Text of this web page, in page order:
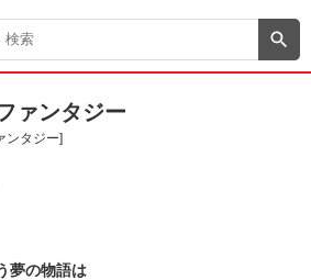
音
ご質問
ァンタジー
ンタジー]
夢の物語は